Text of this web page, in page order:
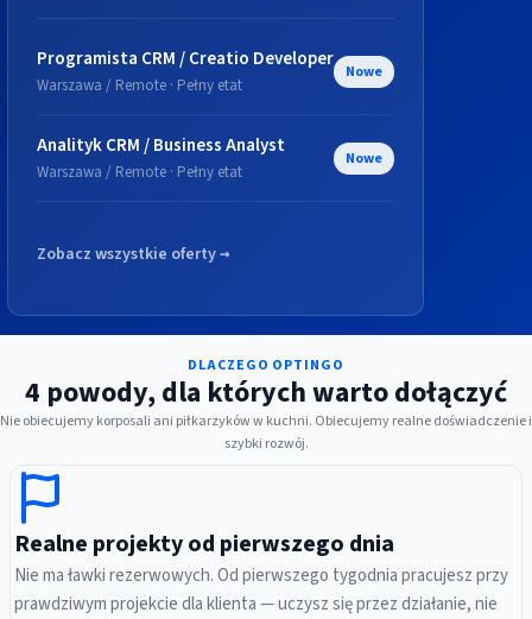
Programista CRM / Creatio Developer
Warszawa / Remote · Pełny etat
Nowe
Analityk CRM / Business Analyst
Warszawa / Remote · Pełny etat
Nowe
Zobacz wszystkie oferty→
DLACZEGO OPTINGO
4 powody, dla których warto dołączyć
Nie obiecujemy korposali ani piłkarzyków w kuchni. Obiecujemy realne doświadczenie i
szybki rozwój.
Realne projekty od pierwszego dnia
Nie ma ławki rezerwowych. Od pierwszego tygodnia pracujesz przy
prawdziwym projekcie dla klienta — uczysz się przez działanie, nie